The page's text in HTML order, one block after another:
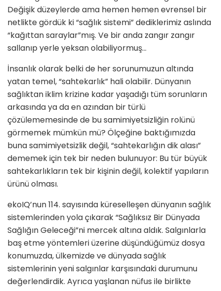
Değişik düzeylerde ama hemen hemen evrensel bir
netlikte gördük ki “sağlık sistemi” dediklerimiz aslında
“kağıttan saraylar”mış. Ve bir anda zangır zangır
sallanıp yerle yeksan olabiliyormuş…
İnsanlık olarak belki de her sorunumuzun altında
yatan temel, “sahtekarlık” hali olabilir. Dünyanın
sağlıktan iklim krizine kadar yaşadığı tüm sorunların
arkasında ya da en azından bir türlü
çözülememesinde de bu samimiyetsizliğin rolünü
görmemek mümkün mü? Ölçeğine baktığımızda
buna samimiyetsizlik değil, “sahtekarlığın dik alası”
dememek için tek bir neden bulunuyor: Bu tür büyük
sahtekarlıkların tek bir kişinin değil, kolektif yapıların
ürünü olması.
ekoIQ’nun 114. sayısında küreselleşen dünyanın sağlık
sistemlerinden yola çıkarak “Sağlıksız Bir Dünyada
Sağlığın Geleceği”ni mercek altına aldık. Salgınlarla
baş etme yöntemleri üzerine düşündüğümüz dosya
konumuzda, ülkemizde ve dünyada sağlık
sistemlerinin yeni salgınlar karşısındaki durumunu
değerlendirdik. Ayrıca yaşlanan nüfus ile birlikte